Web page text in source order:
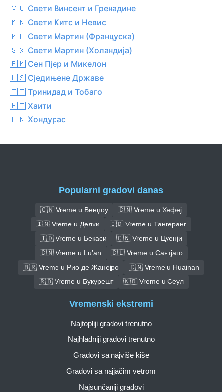
🇻🇨 Свети Винсент и Гренадине
🇰🇳 Свети Китс и Невис
🇲🇫 Свети Мартин (Француска)
🇸🇽 Свети Мартин (Холандија)
🇵🇲 Сен Пјер и Микелон
🇺🇸 Сједињене Државе
🇹🇹 Тринидад и Тобаго
🇭🇹 Хаити
🇭🇳 Хондурас
Popularni gradovi danas
🇨🇳 Vreme u Венџоу
🇨🇳 Vreme u Хефеј
🇮🇳 Vreme u Делхи
🇮🇩 Vreme u Тангеранг
🇮🇩 Vreme u Бекаси
🇨🇳 Vreme u Цуенји
🇨🇳 Vreme u Lu’an
🇨🇱 Vreme u Сантјаго
🇧🇷 Vreme u Рио де Жанејро
🇨🇳 Vreme u Huainan
🇷🇴 Vreme u Букурешт
🇰🇷 Vreme u Сеул
Vremenski ekstremi
Najtopliji gradovi trenutno
Najhladniji gradovi trenutno
Gradovi sa najviše kiše
Gradovi sa najjačim vetrom
Najsunčaniji gradovi